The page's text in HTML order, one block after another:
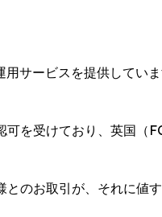
サービスを提供してい
を受けており、英国（
のお取引が、それに値